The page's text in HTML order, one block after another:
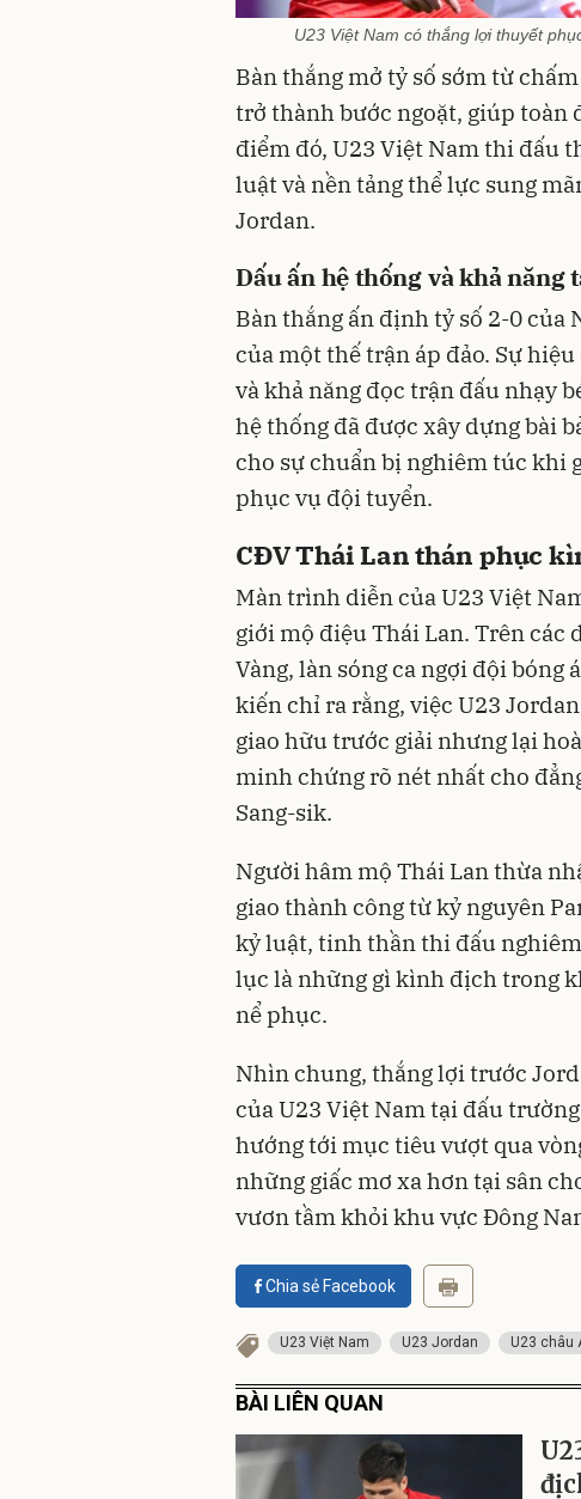
U23 Việt Nam có thắng lợi thuyết
Bàn thắng mở tỷ số sớm từ
trở thành bước ngoặt, giúp toàn
điểm đó, U23 Việt Nam thi đấu
luật và nền tảng thể lực sung
Jordan.
Dấu ấn hệ thống và khả năng
Bàn thắng ấn định tỷ số 2-0 của
của một thế trận áp đảo. Sự
và khả năng đọc trận đấu nhạy
hệ thống đã được xây dựng bài
cho sự chuẩn bị nghiêm túc khi
phục vụ đội tuyển.
CĐV Thái Lan thán phục
Màn trình diễn của U23 Việt
giới mộ điệu Thái Lan. Trên các
Vàng, làn sóng ca ngợi đội bóng
kiến chỉ ra rằng, việc U23
giao hữu trước giải nhưng lại
minh chứng rõ nét nhất cho
Sang-sik.
Người hâm mộ Thái Lan thừa
giao thành công từ kỷ nguyên
kỷ luật, tinh thần thi đấu
lục là những gì kình địch trong
nể phục.
Nhìn chung, thắng lợi trước
của U23 Việt Nam tại đấu
hướng tới mục tiêu vượt qua
những giấc mơ xa hơn tại sân
vươn tầm khỏi khu vực Đông
Chia sẻ Facebook
U23 Việt Nam U23 Jordan U23 châu
BÀI LIÊN QUAN